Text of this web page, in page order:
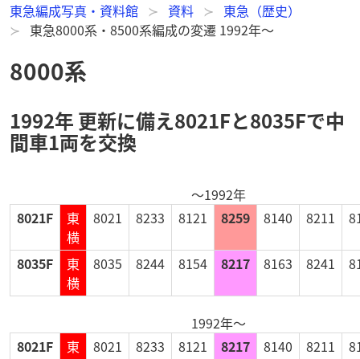
東急編成写真・資料館 資料
東急（歴史）
東急8000系・8500系編成の変遷 1992年～
8000系
1992年 更新に備え8021Fと8035Fで中
間車1両を交換
～1992年
8021F
東
横
8021 8233 8121 8259 8140 8211
8035F
東
横
8035 8244 8154 8217 8163 8241
1992年～
8021F
東
8021 8233 8121 8217 8140 8211